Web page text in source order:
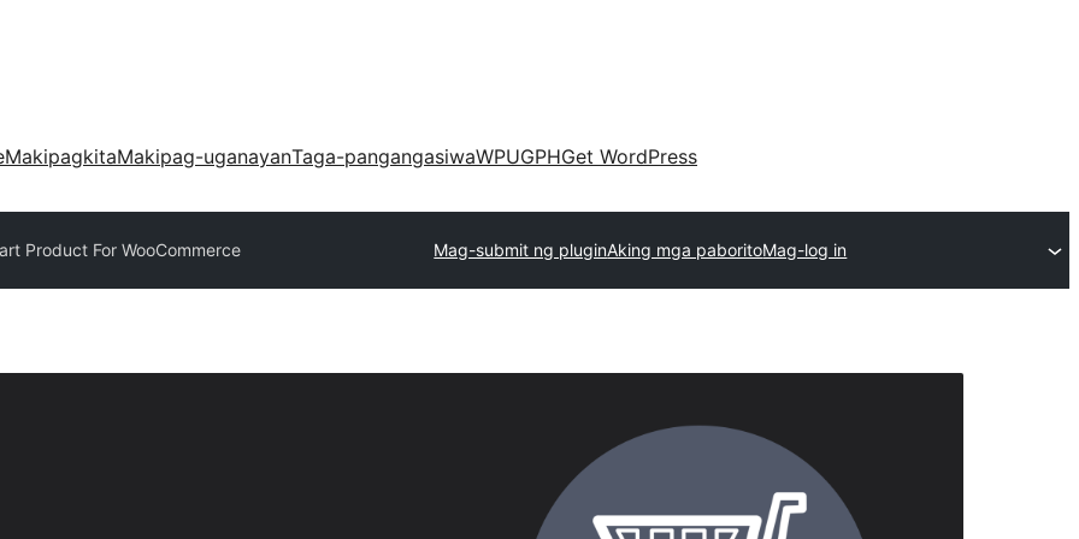
MakipagkitaMakipag-uganayanTaga-pangangasiwaWPUGPHGet WordPress
Product For WooCommerce Mag-submit ng pluginAking mga paboritoMag-log in